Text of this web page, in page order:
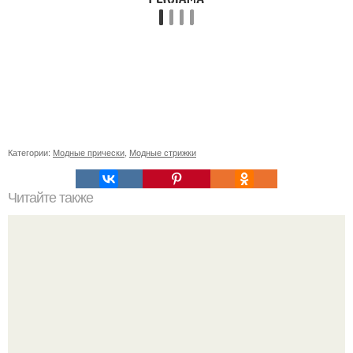
Категории: Модные прически, Модные стрижки
Читайте также